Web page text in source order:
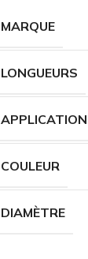
MARQUE
LONGUEURS
APPLICATION
COULEUR
DIAMÈTRE